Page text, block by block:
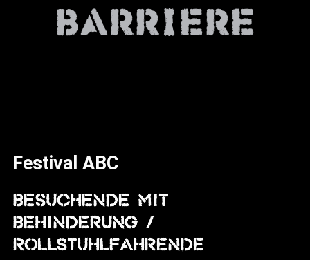
Shop
Info
Media
ZUM SHOP
barriere
Festival ABC
BESUCHENDE MIT
BEHINDERUNG /
ROLLSTUHLFAHRENDE